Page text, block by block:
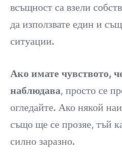
всъщност са взели
да използвате един и
ситуации.
Ако имате чувството,
наблюдава, просто се
огледайте. Ако някой
също ще се прозяе, тъй
силно заразно.